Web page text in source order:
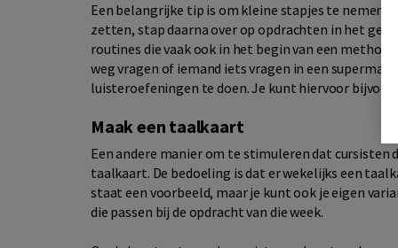
Een belangrijke tip is om kleine stapjes te nemen.
zetten, stap daarna over op opdrachten in het
routines die vaak ook in het begin van een
weg vragen of iemand iets vragen in een
luisteroefeningen te doen. Je kunt hiervoor
Maak een taalkaart
Een andere manier om te stimuleren dat cursisten
taalkaart. De bedoeling is dat er wekelijks een
staat een voorbeeld, maar je kunt ook je eigen
die passen bij de opdracht van die week.